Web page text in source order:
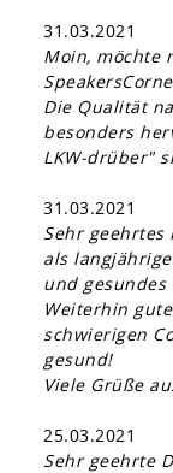
31.03.2021
Moin, möchte
Die Qualität
besonders
LKW-drüber"
31.03.2021
Sehr geehrtes
als
und gesundes
Weiterhin
schwierigen
gesund!
Viele Grüße
25.03.2021
Sehr geehrte